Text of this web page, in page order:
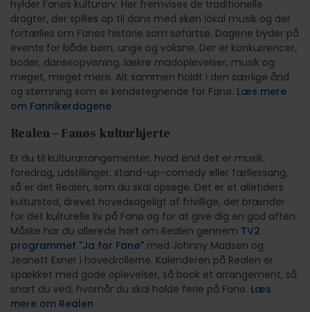
hylder Fanøs kulturarv. Her fremvises de traditionelle
dragter, der spilles op til dans med skøn lokal musik og der
fortælles om Fanøs historie som søfartsø. Dagene byder på
events for både børn, unge og voksne. Der er konkurrencer,
boder, danseopvisning, lækre madoplevelser, musik og
meget, meget mere. Alt sammen holdt i den særlige ånd
og stemning som er kendetegnende for Fanø. Læs mere
om Fannikerdagene
Realen – Fanøs kulturhjerte
Er du til kulturarrangementer, hvad end det er musik,
foredrag, udstillinger, stand-up-comedy eller fællessang,
så er det Realen, som du skal opsøge. Det er et alletiders
kultursted, drevet hovedsageligt af frivillige, der brænder
for det kulturelle liv på Fanø og for at give dig en god aften.
Måske har du allerede hørt om Realen gennem TV2
programmet "Ja for Fanø" med Johnny Madsen og
Jeanett Exner i hovedrollerne. Kalenderen på Realen er
spækket med gode oplevelser, så book et arrangement, så
snart du ved, hvornår du skal holde ferie på Fanø. Læs
mere om Realen